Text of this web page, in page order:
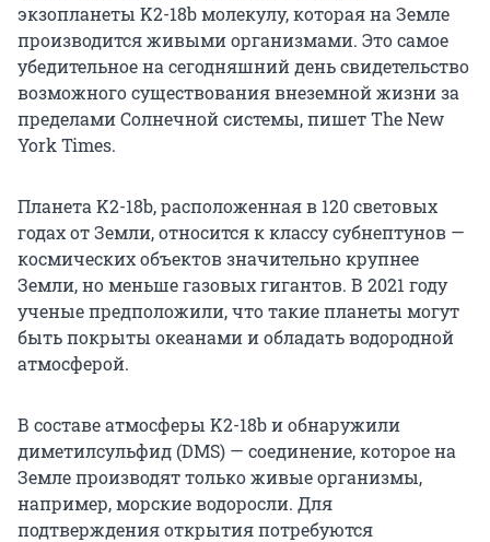
экзопланеты K2-18b молекулу, которая на Земле
производится живыми организмами. Это самое
убедительное на сегодняшний день свидетельство
возможного существования внеземной жизни за
пределами Солнечной системы, пишет The New
York Times.
Планета K2-18b, расположенная в 120 световых
годах от Земли, относится к классу субнептунов —
космических объектов значительно крупнее
Земли, но меньше газовых гигантов. В 2021 году
ученые предположили, что такие планеты могут
быть покрыты океанами и обладать водородной
атмосферой.
В составе атмосферы K2-18b и обнаружили
диметилсульфид (DMS) — соединение, которое на
Земле производят только живые организмы,
например, морские водоросли. Для
подтверждения открытия потребуются